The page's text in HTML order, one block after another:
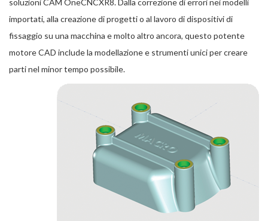
soluzioni CAM OneCNCXR8. Dalla correzione di errori nei modelli
importati, alla creazione di progetti o al lavoro di dispositivi di
fissaggio su una macchina e molto altro ancora, questo potente
motore CAD include la modellazione e strumenti unici per creare
parti nel minor tempo possibile.